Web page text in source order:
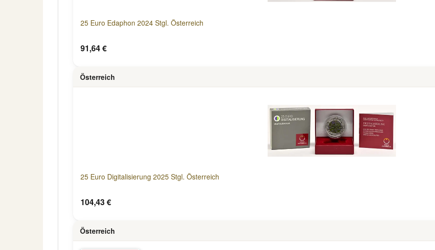
25 Euro Edaphon 2024 Stgl. Österreich
91,64 €
Österreich
25 Euro Digitalisierung 2025 Stgl. Österreich
104,43 €
Österreich